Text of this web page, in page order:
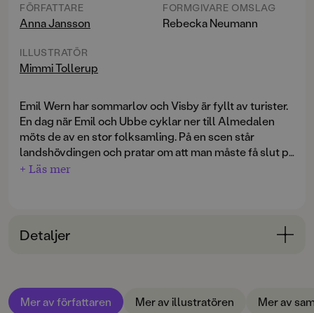
FÖRFATTARE
Anna Jansson
ILLUSTRATÖR
Mimmi Tollerup
FORMGIVARE OMSLAG
Rebecka Neumann
Emil Wern har sommarlov och Visby är fyllt av turister.
En dag när Emil och Ubbe cyklar ner till Almedalen
möts de av en stor folksamling. På en scen står
landshövdingen och pratar om att man måste få slut på
allt klotter och all skadegörelse. Bakom scenen har en
Vem kan ha gjort något så fruktansvärt? Emil inser
direkt vad som måste göras detta är ett solklart fall för
+ Läs mer
Detaljer
ÅLDERSGRUPP
6-9
Mer av författaren Mer av illustratören Mer av